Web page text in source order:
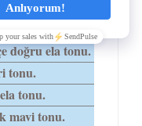
doğru ela tonu.
tonu.
tonu.
mavi tonu.